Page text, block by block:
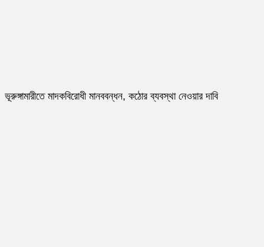
ভূরুঙ্গামারীতে মাদকবিরোধী মানববন্ধন, কঠোর ব্যবস্থা নেওয়ার দাবি